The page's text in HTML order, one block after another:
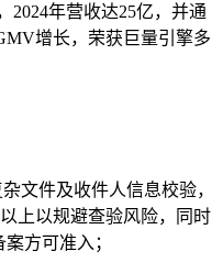
2024年营收达25亿，并通
增长，荣获巨量引擎多
文件及收件人信息校验，
上以规避查验风险，同时
方可准入；